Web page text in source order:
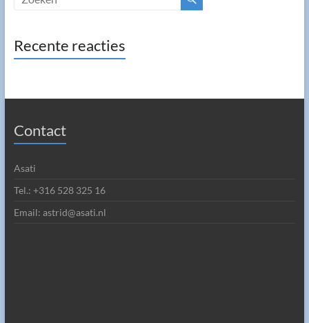
Recente reacties
Contact
Asati
Tel.: +316 528 325 16
Email: astrid@asati.nl